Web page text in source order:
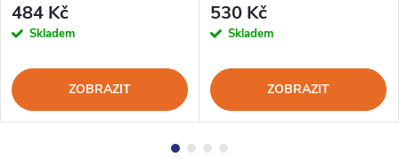
484 Kč
Skladem
ZOBRAZIT
530 Kč
Skladem
ZOBRAZIT